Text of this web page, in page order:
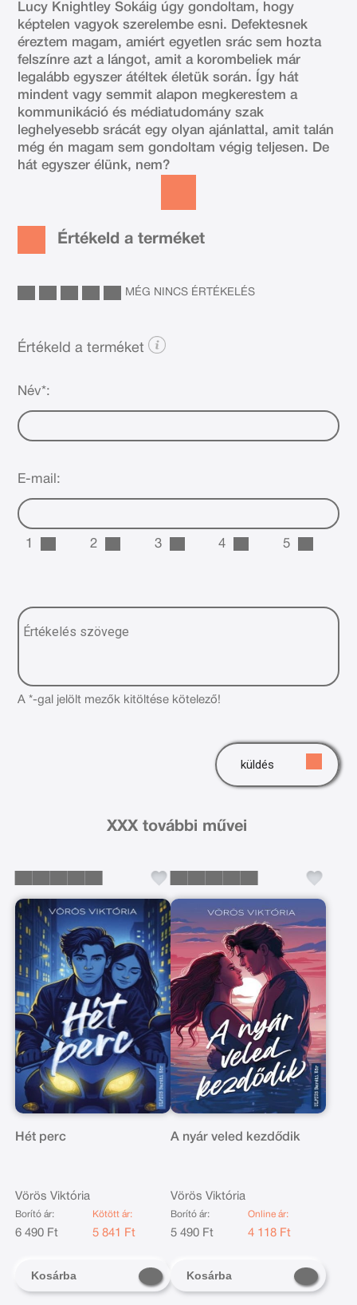
Lucy Knightley Sokáig úgy gondoltam, hogy
képtelen vagyok szerelembe esni. Defektesnek
éreztem magam, amiért egyetlen srác sem hozta
felszínre azt a lángot, amit a korombeliek már
legalább egyszer átéltek életük során. Így hát
mindent vagy semmit alapon megkerestem a
kommunikáció és médiatudomány szak
leghelyesebb srácát egy olyan ajánlattal, amit talán
még én magam sem gondoltam végig teljesen. De
hát egyszer élünk, nem?
Értékeld a terméket
MÉG NINCS ÉRTÉKELÉS
Értékeld a terméket
Név*:
E-mail:
1 2 3 4 5
A *-gal jelölt mezők kitöltése kötelező!
küldés
XXX további művei
Hét perc
Vörös Viktória
Borító ár:
6 490 Ft
Kötött ár:
5 841 Ft
Kosárba
A nyár veled kezdődik
Vörös Viktória
Borító ár:
5 490 Ft
Online ár:
4 118 Ft
Kosárba